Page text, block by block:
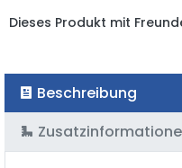
Dieses Produkt mit
Beschreibung